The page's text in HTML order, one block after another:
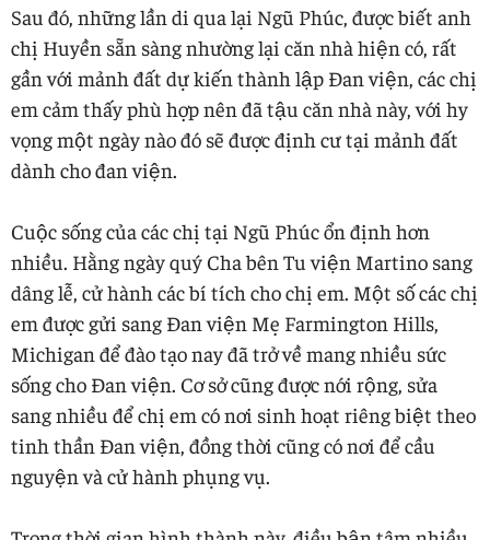
Sau đó, những lần di qua lại Ngũ Phúc, được biết anh
chị Huyền sẵn sàng nhường lại căn nhà hiện có, rất
gần với mảnh đất dự kiến thành lập Đan viện, các chị
em cảm thấy phù hợp nên đã tậu căn nhà này, với hy
vọng một ngày nào đó sẽ được định cư tại mảnh đất
dành cho đan viện.
Cuộc sống của các chị tại Ngũ Phúc ổn định hơn
nhiều. Hằng ngày quý Cha bên Tu viện Martino sang
dâng lễ, cử hành các bí tích cho chị em. Một số các chị
em được gửi sang Đan viện Mẹ Farmington Hills,
Michigan để đào tạo nay đã trở về mang nhiều sức
sống cho Đan viện. Cơ sở cũng được nới rộng, sửa
sang nhiều để chị em có nơi sinh hoạt riêng biệt theo
tinh thần Đan viện, đồng thời cũng có nơi để cầu
nguyện và cử hành phụng vụ.